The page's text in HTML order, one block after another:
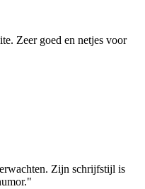
Zeer goed en netjes voor
Zijn schrijfstijl is
"